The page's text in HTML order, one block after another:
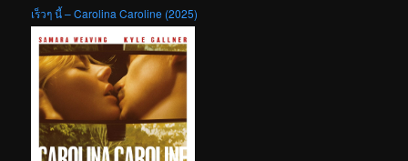
เร็วๆ นี้ – Carolina Caroline (2025)